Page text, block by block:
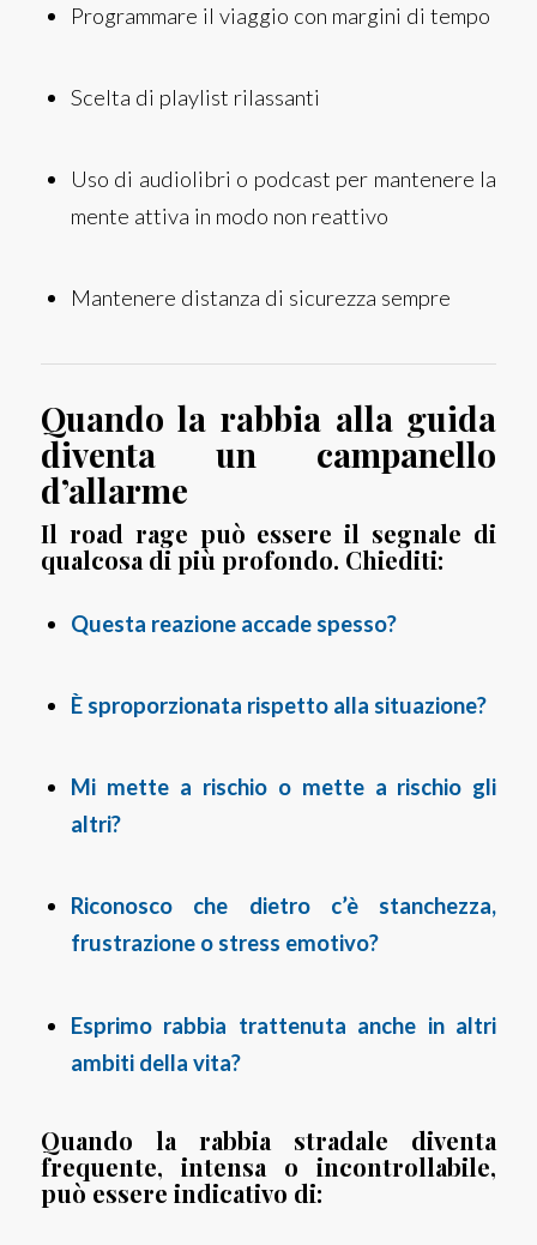
Programmare il viaggio con margini di tempo
Scelta di playlist rilassanti
Uso di audiolibri o podcast per mantenere la
mente attiva in modo non reattivo
Mantenere distanza di sicurezza sempre
Quando la rabbia alla guida
diventa un campanello
d’allarme
Il road rage può essere il segnale di
qualcosa di più profondo. Chiediti:
Questa reazione accade spesso?
È sproporzionata rispetto alla situazione?
Mi mette a rischio o mette a rischio gli
altri?
Riconosco che dietro c’è stanchezza,
frustrazione o stress emotivo?
Esprimo rabbia trattenuta anche in altri
ambiti della vita?
Quando la rabbia stradale diventa
frequente, intensa o incontrollabile,
può essere indicativo di: